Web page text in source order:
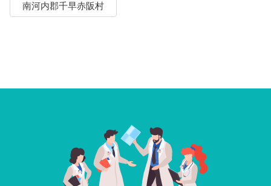
南河内郡千早赤阪村